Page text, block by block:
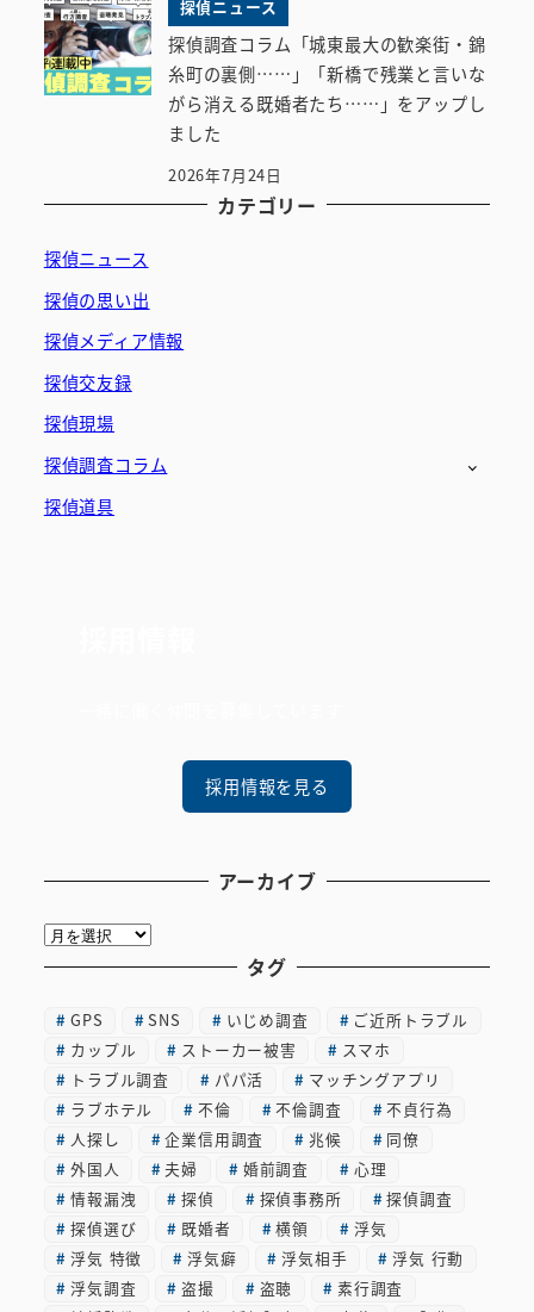
探偵ニュース
探偵調査コラム「城東最大の歓楽街・錦
糸町の裏側……」「新橋で残業と言いな
がら消える既婚者たち……」をアップし
ました
2026年7月24日
カテゴリー
探偵ニュース
探偵の思い出
探偵メディア情報
探偵交友録
探偵現場
探偵調査コラム
探偵道具
採用情報を見る
アーカイブ
ア
ー
イ
ブ
タグ
GPS SNS いじめ調査
ご近所トラブル
カップル
ストーカー被害
スマホ
トラブル調査
パパ活
マッチングアプリ
ラブホテル
不倫 不倫調査
不貞行為
人探し
企業信用調査 兆候
同僚
外国人
夫婦 婚前調査
心理
情報漏洩
探偵 探偵事務所
探偵調査
探偵選び
既婚者 横領
浮気
浮気 特徴
浮気癖 浮気相手
浮気 行動
浮気調査
盗撮 盗聴
素行調査